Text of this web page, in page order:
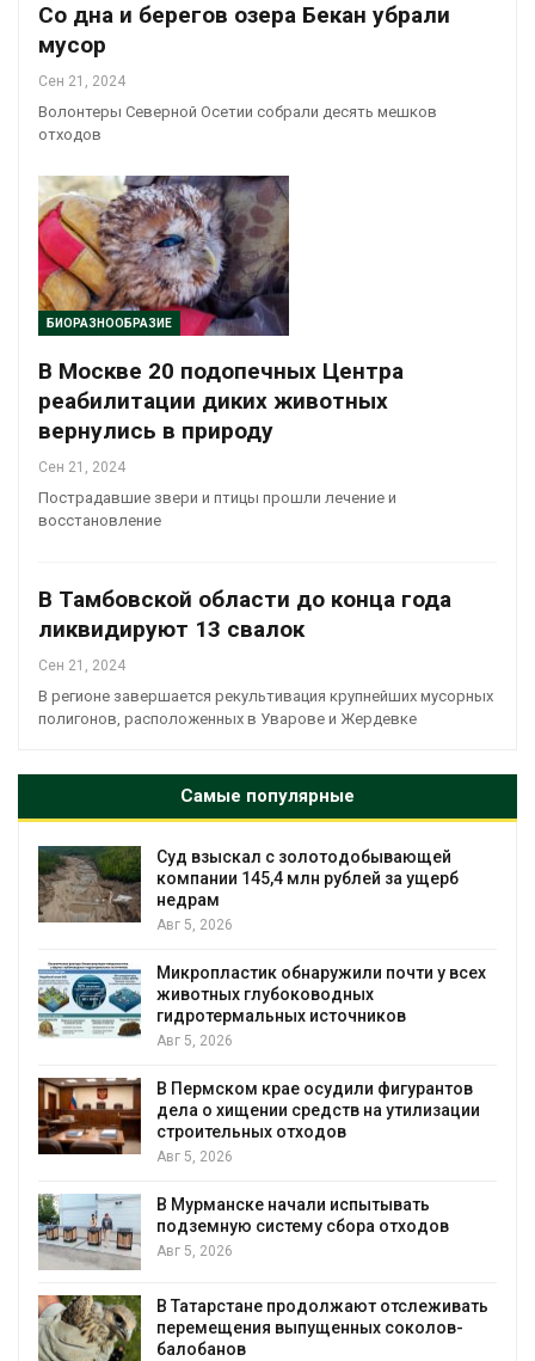
Со дна и берегов озера Бекан убрали
мусор
Сен 21, 2024
Волонтеры Северной Осетии собрали десять мешков
отходов
БИОРАЗНООБРАЗИЕ
В Москве 20 подопечных Центра
реабилитации диких животных
вернулись в природу
Сен 21, 2024
Пострадавшие звери и птицы прошли лечение и
восстановление
В Тамбовской области до конца года
ликвидируют 13 свалок
Сен 21, 2024
В регионе завершается рекультивация крупнейших мусорных
полигонов, расположенных в Уварове и Жердевке
Самые популярные
Суд взыскал с золотодобывающей
компании 145,4 млн рублей за ущерб
недрам
Авг 5, 2026
Микропластик обнаружили почти у всех
животных глубоководных
гидротермальных источников
Авг 5, 2026
В Пермском крае осудили фигурантов
дела о хищении средств на утилизации
строительных отходов
Авг 5, 2026
В Мурманске начали испытывать
подземную систему сбора отходов
Авг 5, 2026
В Татарстане продолжают отслеживать
перемещения выпущенных соколов-
балобанов